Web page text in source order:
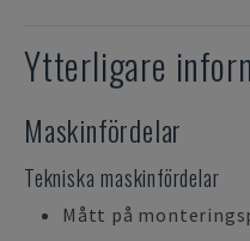
Ytterligare
Maskinfördelar
Tekniska maskinfördelar
Mått på